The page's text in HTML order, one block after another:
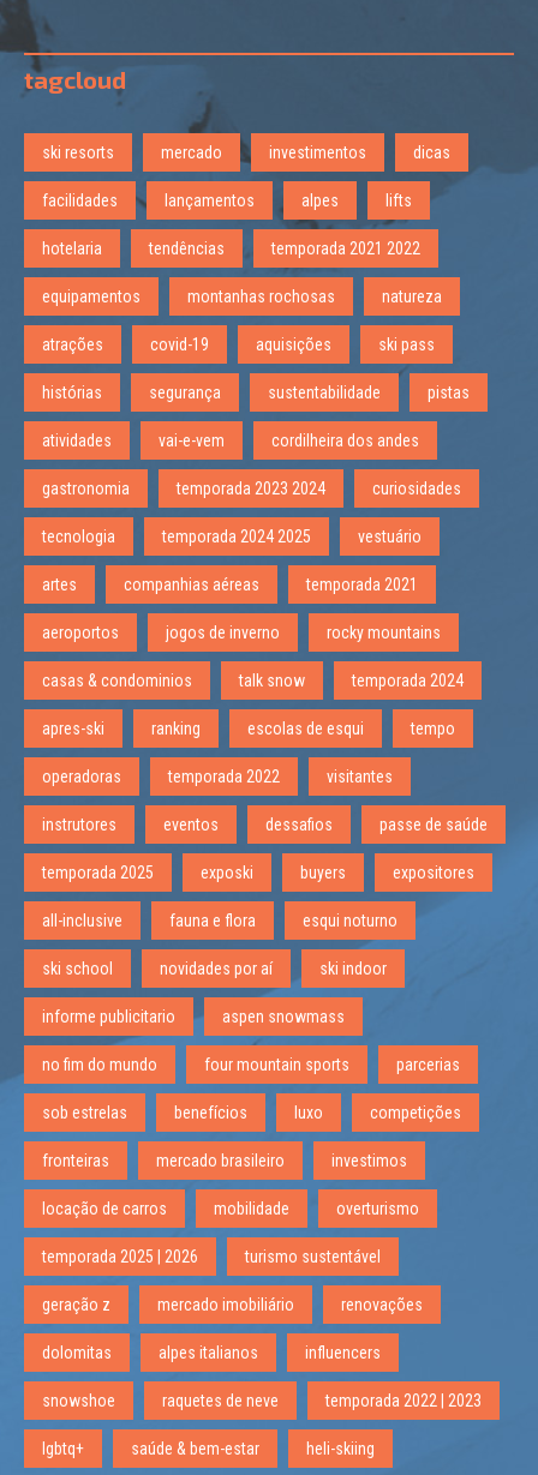
tagcloud
ski resorts mercado investimentos dicas
facilidades lançamentos alpes lifts
hotelaria tendências temporada 2021 2022
equipamentos montanhas rochosas natureza
atrações covid-19 aquisições ski pass
histórias segurança sustentabilidade pistas
atividades vai-e-vem cordilheira dos andes
gastronomia temporada 2023 2024 curiosidades
tecnologia temporada 2024 2025 vestuário
artes companhias aéreas temporada 2021
aeroportos jogos de inverno rocky mountains
casas & condominios talk snow temporada 2024
apres-ski ranking escolas de esqui tempo
operadoras temporada 2022 visitantes
instrutores eventos dessafios passe de saúde
temporada 2025 exposki buyers expositores
all-inclusive fauna e flora esqui noturno
ski school novidades por aí ski indoor
informe publicitario aspen snowmass
no fim do mundo four mountain sports parcerias
sob estrelas benefícios luxo competições
fronteiras mercado brasileiro investimos
locação de carros mobilidade overturismo
temporada 2025 | 2026 turismo sustentável
geração z mercado imobiliário renovações
dolomitas alpes italianos influencers
snowshoe raquetes de neve temporada 2022 | 2023
lgbtq+ saúde & bem-estar heli-skiing